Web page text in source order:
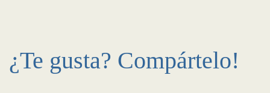
¿Te gusta? Compártelo!